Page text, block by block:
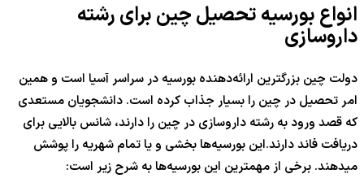
انواع بورسیه تحصیل چین برای رشته
داروسازی
دولت چین بزرگترین ارائه‌دهنده بورسیه در سراسر آسیا است و همین
امر تحصیل در چین را بسیار جذاب کرده است. دانشجویان مستعدی
که قصد ورود به رشته داروسازی در چین را دارند، شانس بالایی برای
دریافت فاند دارند.این بورسیه‌ها بخشی و یا تمام شهریه را پوشش
میدهند. برخی از مهمترین این بورسیه‌ها به شرح زیر است: